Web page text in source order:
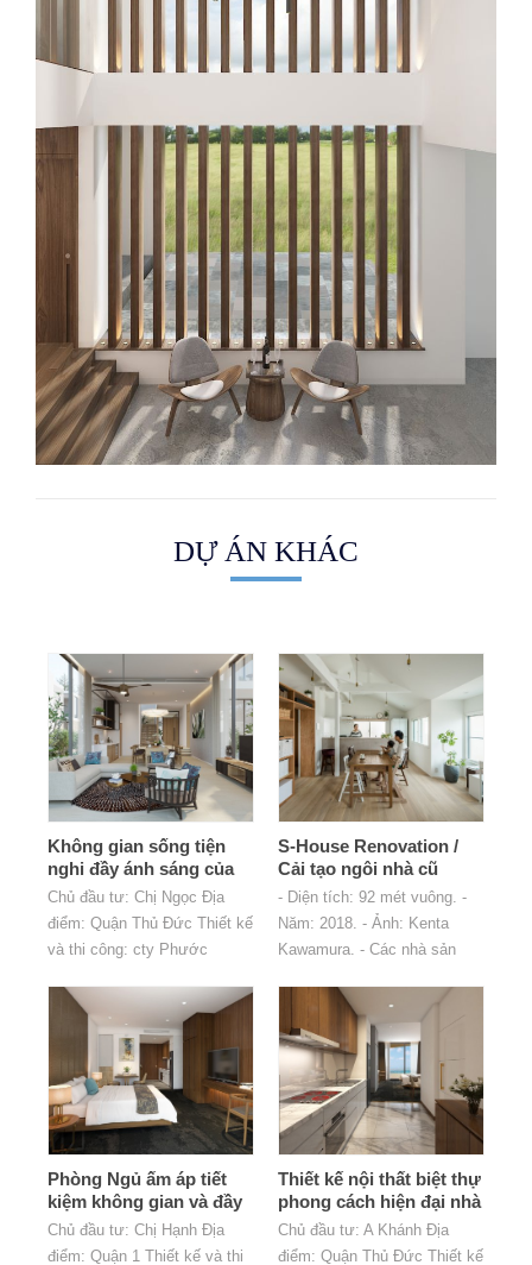
DỰ ÁN KHÁC
Không gian sống tiện
nghi đầy ánh sáng của
gia đình 2 thế hệ
Chủ đầu tư: Chị Ngọc Địa
điểm: Quận Thủ Đức Thiết kế
và thi công: cty Phước
S-House Renovation /
Cải tạo ngôi nhà cũ
thành không gian sống
đáng mơ ước của nhiều
- Diện tích: 92 mét vuông. -
Năm: 2018. - Ảnh: Kenta
Kawamura. - Các nhà sản
Hirata TILE , Prairie ,
sangetus - Giám đốc sáng
tạo, thiết kế và nghệ thuật:
văn phòng thiết kế alts,
sumiou mizumoto. - Diện
tích: 112,06m2. - Diện tích
sàn: 54,17m2. - Diện tích
1floor : 51,68m2. - Diện tích
2floor: 40,43m2.
Phòng Ngủ ấm áp tiết
kiệm không gian và đầy
đủ tiện nghi
Chủ đầu tư: Chị Hạnh Địa
điểm: Quận 1 Thiết kế và thi
Thiết kế nội thất biệt thự
phong cách hiện đại nhà
a Khánh
Chủ đầu tư: A Khánh Địa
điểm: Quận Thủ Đức Thiết kế